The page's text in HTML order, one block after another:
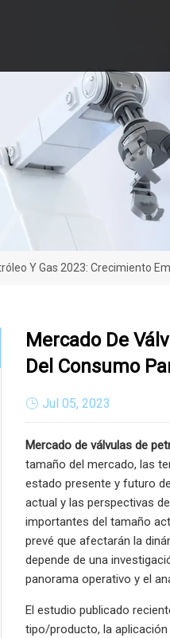
Y Gas 2023: Crecimiento
Mercado De
Del Consumo
Jul 05, 2023
Mercado de válvulas de
tamaño del mercado, las
estado presente y futuro
actual y las perspectivas
importantes del tamaño
prevé que afectarán la
depende de una
panorama operativo y el
El estudio publicado
tipo/producto, la